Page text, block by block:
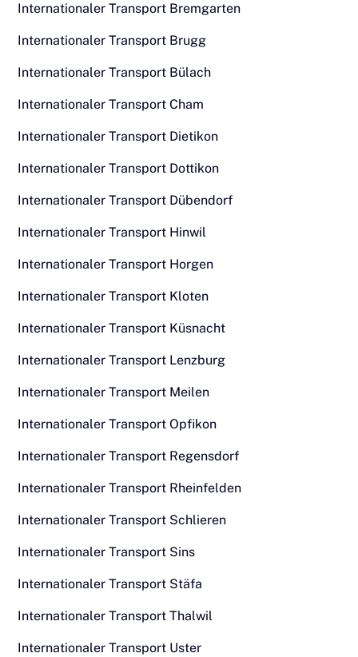
Internationaler Transport Bremgarten
Internationaler Transport Brugg
Internationaler Transport Bülach
Internationaler Transport Cham
Internationaler Transport Dietikon
Internationaler Transport Dottikon
Internationaler Transport Dübendorf
Internationaler Transport Hinwil
Internationaler Transport Horgen
Internationaler Transport Kloten
Internationaler Transport Küsnacht
Internationaler Transport Lenzburg
Internationaler Transport Meilen
Internationaler Transport Opfikon
Internationaler Transport Regensdorf
Internationaler Transport Rheinfelden
Internationaler Transport Schlieren
Internationaler Transport Sins
Internationaler Transport Stäfa
Internationaler Transport Thalwil
Internationaler Transport Uster